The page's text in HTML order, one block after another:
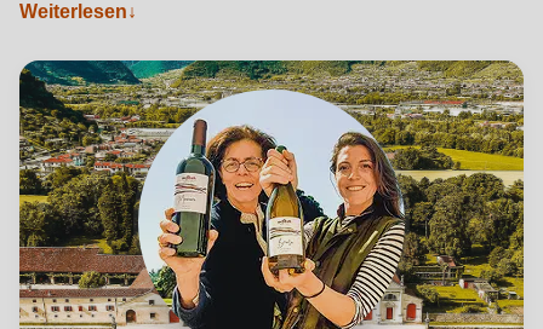
Weiterlesen